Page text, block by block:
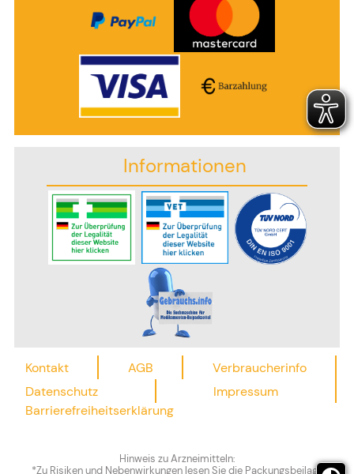
Informationen
Kontakt AGB
Verbraucherinfo
Datenschutz
Impressum
Barrierefreiheitserklärung
Hinweis zu Arzneimitteln:
*Zu Risiken und Nebenwirkungen lesen Sie die Packungsbeilage